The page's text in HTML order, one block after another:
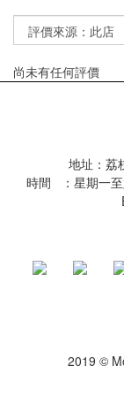
尚未有任何評價
地址：荔
時間 ：星期一
2019 ©